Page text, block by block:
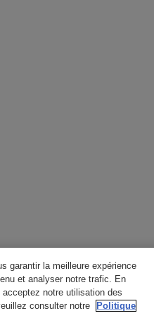
garantir la meilleure expérience
et analyser notre trafic. En
notre utilisation des
consulter notre
Politique